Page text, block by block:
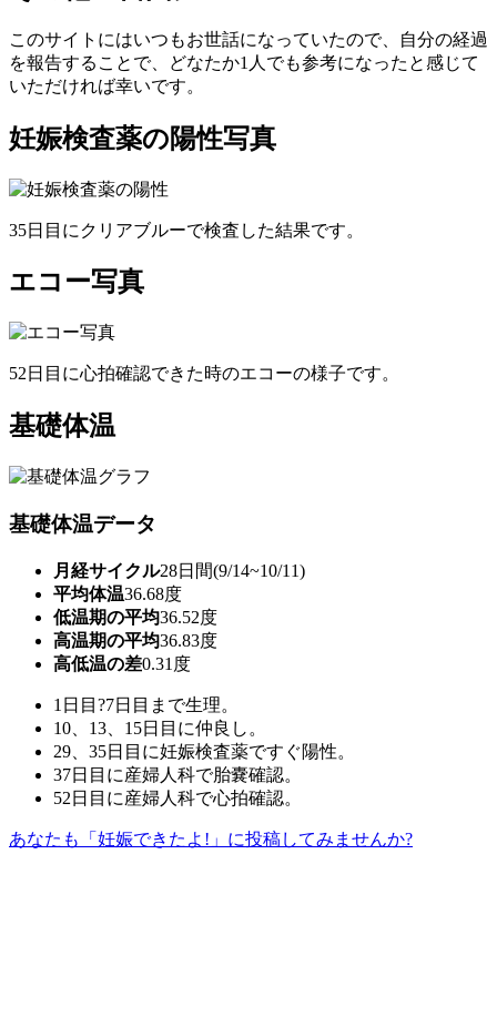
このサイトにはいつもお世話になっていたので、自分の経過
を報告することで、どなたか1人でも参考になったと感じて
いただければ幸いです。
妊娠検査薬の陽性写真
35日目にクリアブルーで検査した結果です。
エコー写真
52日目に心拍確認できた時のエコーの様子です。
基礎体温
基礎体温データ
月経サイクル28日間(9/14~10/11)
平均体温36.68度
低温期の平均36.52度
高温期の平均36.83度
高低温の差0.31度
1日目?7日目まで生理。
10、13、15日目に仲良し。
29、35日目に妊娠検査薬ですぐ陽性。
37日目に産婦人科で胎嚢確認。
52日目に産婦人科で心拍確認。
あなたも「妊娠できたよ!」に投稿してみませんか?